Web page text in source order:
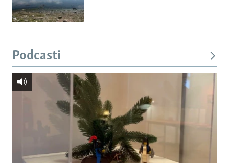
Podcasti